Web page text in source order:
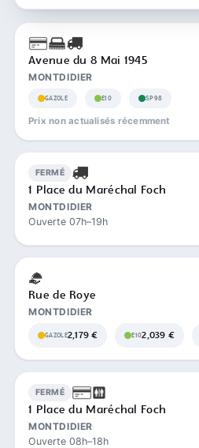
Avenue du 8 Mai 1945
MONTDIDIER
GAZOLE E10 SP98
Prix non actualisés récemment
FERMÉ
1 Place du Maréchal Foch
MONTDIDIER
Ouverte 07h–19h
Rue de Roye
MONTDIDIER
GAZOLE2,179 € E102,039 €
FERMÉ
1 Place du Maréchal Foch
MONTDIDIER
Ouverte 08h–18h